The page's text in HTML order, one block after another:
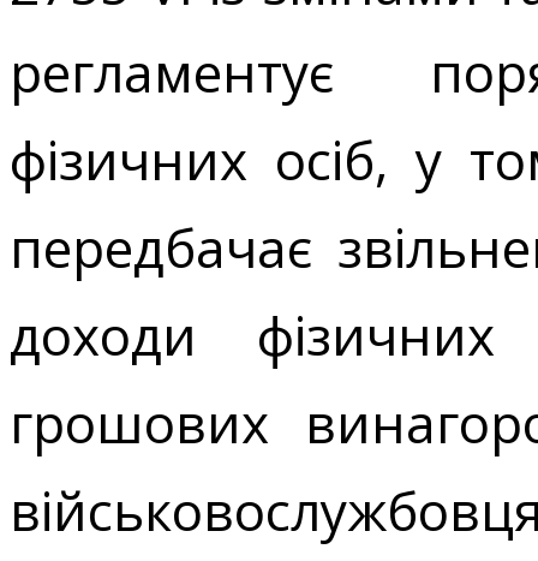
регламентує
фізичних осіб, у
передбачає
доходи фізичних
грошових